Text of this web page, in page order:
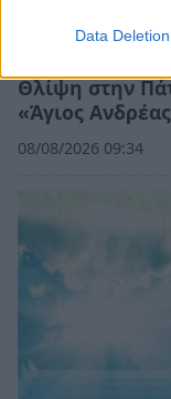
Data Deletion
Θλίψη στην
«Άγιος
08/08/2026 09:34